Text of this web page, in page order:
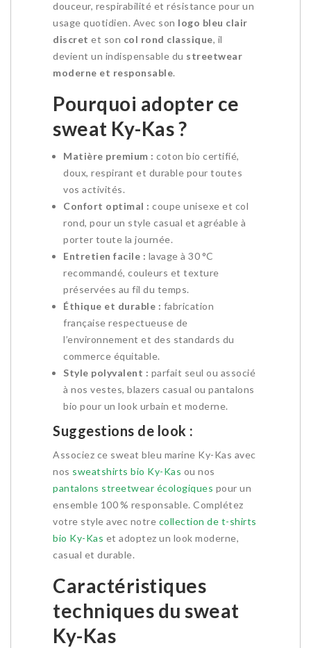
douceur, respirabilité et résistance pour un
usage quotidien. Avec son logo bleu clair
discret et son col rond classique, il
devient un indispensable du streetwear
moderne et responsable.
Pourquoi adopter ce
sweat Ky-Kas ?
Matière premium : coton bio certifié,
doux, respirant et durable pour toutes
vos activités.
Confort optimal : coupe unisexe et col
rond, pour un style casual et agréable à
porter toute la journée.
Entretien facile : lavage à 30 °C
recommandé, couleurs et texture
préservées au fil du temps.
Éthique et durable : fabrication
française respectueuse de
l’environnement et des standards du
commerce équitable.
Style polyvalent : parfait seul ou associé
à nos vestes, blazers casual ou pantalons
bio pour un look urbain et moderne.
Suggestions de look :
Associez ce sweat bleu marine Ky-Kas avec
nos sweatshirts bio Ky-Kas ou nos
pantalons streetwear écologiques pour un
ensemble 100 % responsable. Complétez
votre style avec notre collection de t-shirts
bio Ky-Kas et adoptez un look moderne,
casual et durable.
Caractéristiques
techniques du sweat
Ky-Kas